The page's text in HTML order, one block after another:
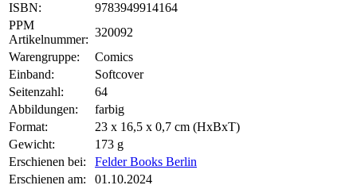
ISBN:
9783949914164
PPM
Artikelnummer:
320092
Warengruppe:
Comics
Einband:
Softcover
Seitenzahl:
64
Abbildungen:
farbig
Format:
23 x 16,5 x 0,7 cm (HxBxT)
Gewicht:
173 g
Erschienen bei:
Felder Books Berlin
Erschienen am:
01.10.2024